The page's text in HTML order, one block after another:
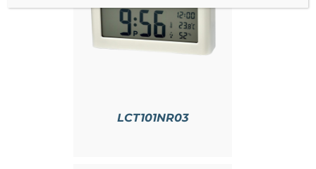
LCT101NR03